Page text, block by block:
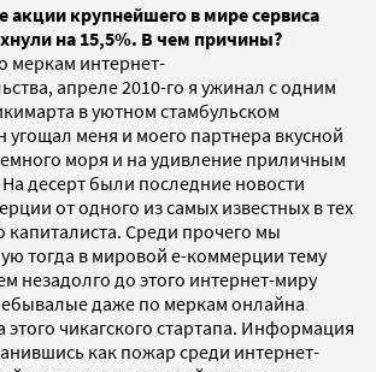
акции крупнейшего в мире сервиса
на 15,5%. В чем причины?
меркам интернет-
апреле 2010-го я ужинал с одним
в уютном стамбульском
угощал меня и моего партнера вкусной
моря и на удивление приличным
десерт были последние новости
от одного из самых известных в тех
капиталиста. Среди прочего мы
тогда в мировой е-коммерции тему
незадолго до этого интернет-миру
даже по меркам онлайна
этого чикагского стартапа. Информация
как пожар среди интернет-